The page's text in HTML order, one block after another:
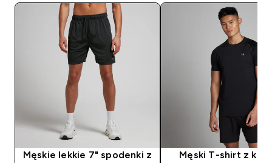
Męskie lekkie 7" spodenki z
Męski T-shirt z